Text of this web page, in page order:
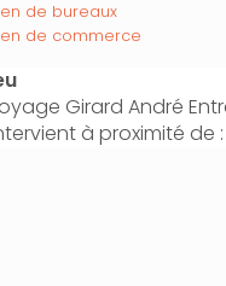
de bureaux
de commerce
Girard André
à proximité de :